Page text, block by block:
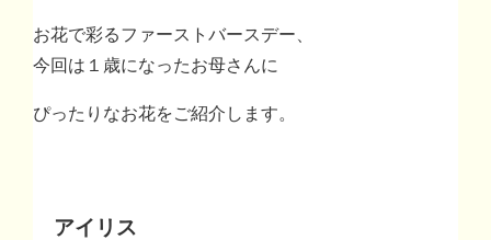
お花で彩るファーストバースデー、
今回は１歳になったお母さんに
ぴったりなお花をご紹介します。
アイリス